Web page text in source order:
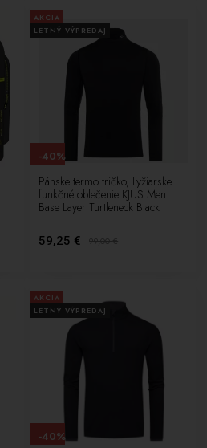
AKCIA
LETNÝ VÝPREDAJ
Pánske termo tričko, Lyžiarske
funkčné oblečenie KJUS Men
Base Layer Turtleneck Black
59,25 € 99,00€
-40%
AKCIA
LETNÝ VÝPREDAJ
-40%